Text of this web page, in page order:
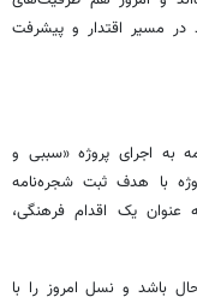
در مسیر اقتدار و پیشرفت
به اجرای پروژه «سببی و
با هدف ثبت شجره‌نامه
عنوان یک اقدام فرهنگی،
باشد و نسل امروز را با